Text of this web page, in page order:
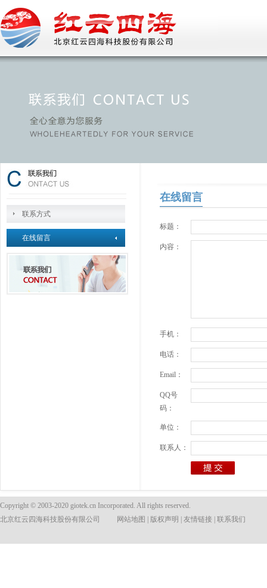
联系方式
在线留言
在线留言
标题：
内容：
手机：
电话：
Email：
QQ号
码：
单位：
联系人：
Copyright © 2003-2020 giotek.cn Incorporated. All rights reserved.
北京红云四海科技股份有限公司
网站地图 版权声明 友情链接 联系我们